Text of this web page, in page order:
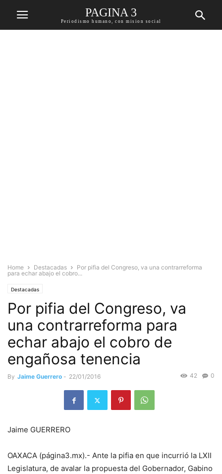
PAGINA 3
Periodismo humano, con mision social
Home Destacadas
Por pifia del Congreso, va una contrarreforma
para echar abajo el cobro...
Destacadas
Por pifia del Congreso, va
una contrarreforma para
echar abajo el cobro de
engañosa tenencia
By Jaime Guerrero - 22/01/2016 0
42
Jaime GUERRERO
OAXACA (página3.mx).- Ante la pifia en que incurrió la LXII
Legislatura, de avalar la propuesta del Gobernador, Gabino